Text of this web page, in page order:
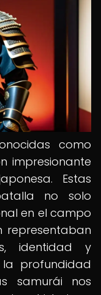
como
impresionante
Estas
no solo
en el campo
representaban
identidad y
profundidad
samurái nos